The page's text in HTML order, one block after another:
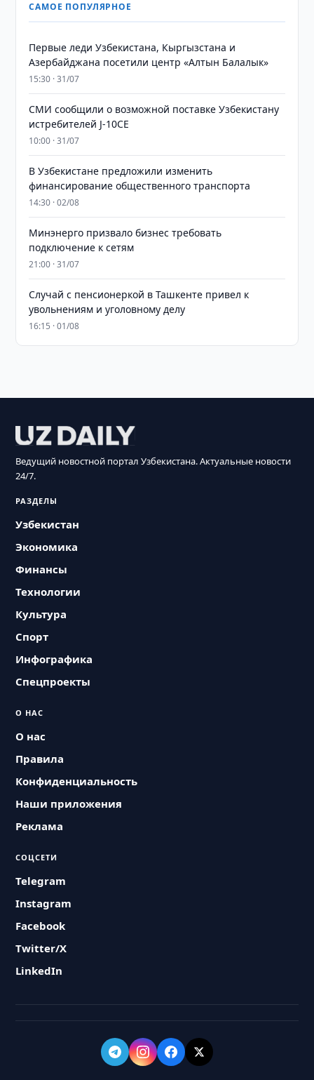
САМОЕ ПОПУЛЯРНОЕ
Первые леди Узбекистана, Кыргызстана и
Азербайджана посетили центр «Алтын Балалык»
15:30 · 31/07
СМИ сообщили о возможной поставке Узбекистану
истребителей J-10CE
10:00 · 31/07
В Узбекистане предложили изменить
финансирование общественного транспорта
14:30 · 02/08
Минэнерго призвало бизнес требовать
подключение к сетям
21:00 · 31/07
Случай с пенсионеркой в Ташкенте привел к
увольнениям и уголовному делу
16:15 · 01/08
Ведущий новостной портал Узбекистана. Актуальные новости
24/7.
РАЗДЕЛЫ
Узбекистан
Экономика
Финансы
Технологии
Культура
Спорт
Инфографика
Спецпроекты
О НАС
О нас
Правила
Конфиденциальность
Наши приложения
Реклама
СОЦСЕТИ
Telegram
Instagram
Facebook
Twitter/X
LinkedIn